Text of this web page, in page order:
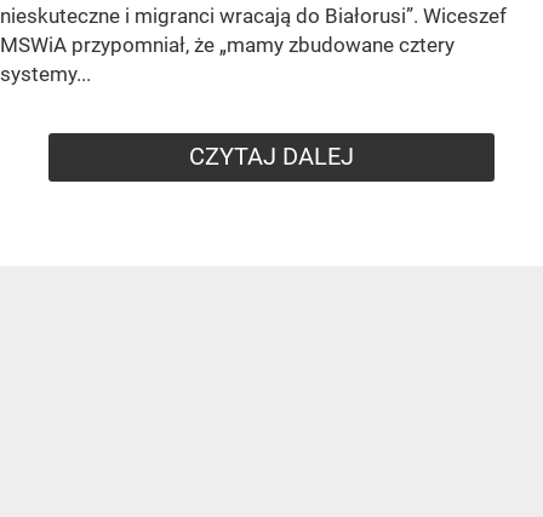
nieskuteczne i migranci wracają do Białorusi”. Wiceszef
MSWiA przypomniał, że „mamy zbudowane cztery
systemy...
CZYTAJ DALEJ